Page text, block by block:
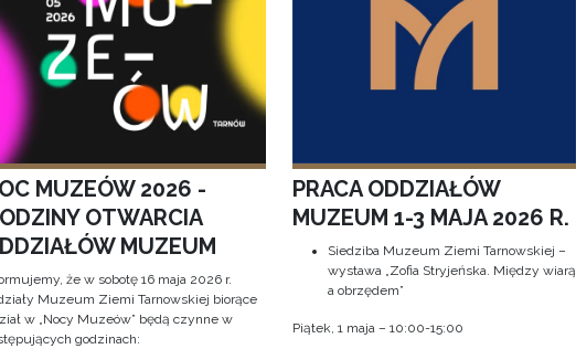
MUZEÓW 2026 -
OTWARCIA
MUZEUM
że w sobotę 16 maja 2026 r.
Muzeum Ziemi Tarnowskiej biorące
w „Nocy Muzeów” będą czynne w
godzinach:
PRACA ODDZIAŁÓW
MUZEUM 1-3 MAJA 2026 R.
Siedziba Muzeum Ziemi Tarnowskiej –
wystawa „Zofia Stryjeńska. Między wiarą
a obrzędem”
Piątek, 1 maja – 10:00-15:00